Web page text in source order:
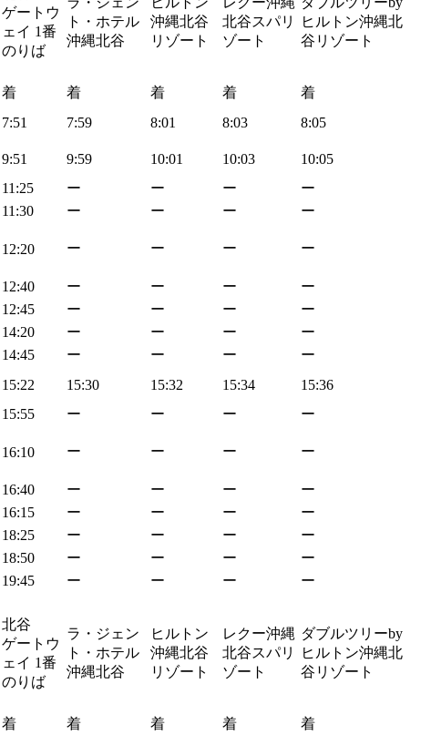
ゲートウ
ェイ 1番
のりば
ト・ホテル
沖縄北谷
沖縄北谷
リゾート
北谷スパリ
ゾート
ヒルトン沖縄北
谷リゾート
着 着 着 着
着
7:51 7:59 8:01 8:03
8:05
9:51 9:59 10:01 10:03
10:05
11:25 ー ー ー
ー
11:30 ー ー ー
ー
12:20 ー ー ー ー
12:40 ー ー ー
ー
12:45 ー ー ー
ー
14:20 ー ー ー
ー
14:45 ー ー ー
ー
15:22 15:30 15:32 15:34
15:36
15:55 ー ー ー
ー
16:10 ー ー ー ー
16:40 ー ー ー
ー
16:15 ー ー ー
ー
18:25 ー ー ー
ー
18:50 ー ー ー
ー
19:45 ー ー ー ー
北谷
ゲートウ
ェイ 1番
のりば
ラ・ジェン
ト・ホテル
沖縄北谷
ヒルトン
沖縄北谷
リゾート
レクー沖縄
北谷スパリ
ゾート
ダブルツリーby
ヒルトン沖縄北
谷リゾート
着 着 着 着
着